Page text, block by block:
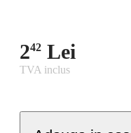
242 Lei
TVA inclus